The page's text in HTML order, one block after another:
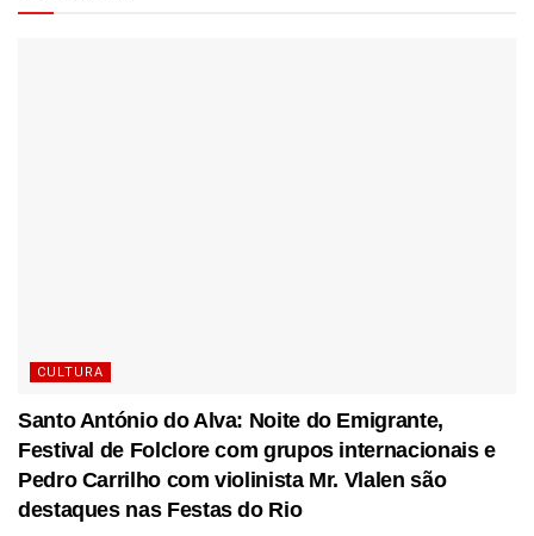
CULTURA
Santo António do Alva: Noite do Emigrante,
Festival de Folclore com grupos internacionais e
Pedro Carrilho com violinista Mr. Vlalen são
destaques nas Festas do Rio